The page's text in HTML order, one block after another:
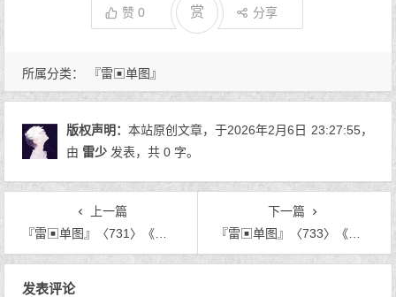
所属分类： 『雷▣单图』
赞 0 赏 分享
版权声明：本站原创文章，于2026年2月6日 23:27:55，
由 雷少 发表，共 0 字。
上一篇
『雷▣单图』〈731〉《再相逢时》
下一篇
『雷▣单图』〈733〉《把整个春天都给你》
发表评论